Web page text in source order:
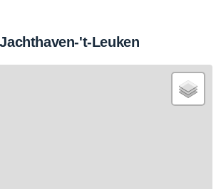
't-Leuken